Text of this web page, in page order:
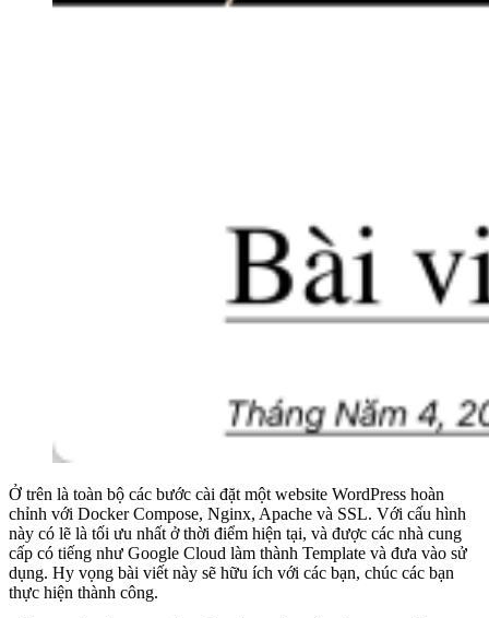
Ở trên là toàn bộ các bước cài đặt một website WordPress hoàn
chỉnh với Docker Compose, Nginx, Apache và SSL. Với cấu hình
này có lẽ là tối ưu nhất ở thời điểm hiện tại, và được các nhà cung
cấp có tiếng như Google Cloud làm thành Template và đưa vào sử
dụng. Hy vọng bài viết này sẽ hữu ích với các bạn, chúc các bạn
thực hiện thành công.